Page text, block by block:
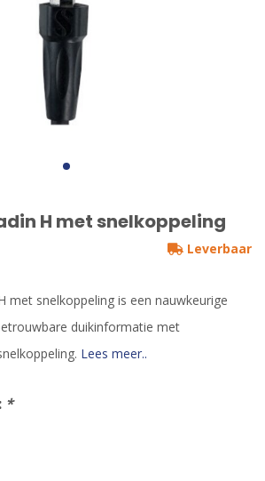
H met snelkoppeling
Leverbaar
met snelkoppeling is een nauwkeurige
duikinformatie met
Lees meer..
*